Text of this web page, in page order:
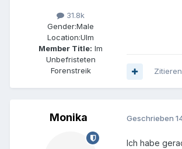
31.8k
Gender:Male
Location:Ulm
Member Title: Im
Unbefristeten
Forenstreik
Zitieren
Monika Geschrieben
Ich habe